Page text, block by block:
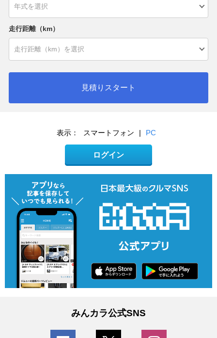
走行距離（km）
見積りスタート
表示： スマートフォン | PC
ログイン
みんカラ公式SNS